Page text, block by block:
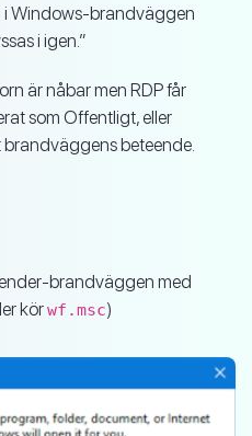
i Windows-brandväggen
i igen.”
är nåbar men RDP får
som Offentligt, eller
beteende.
brandväggen med
körwf.msc)